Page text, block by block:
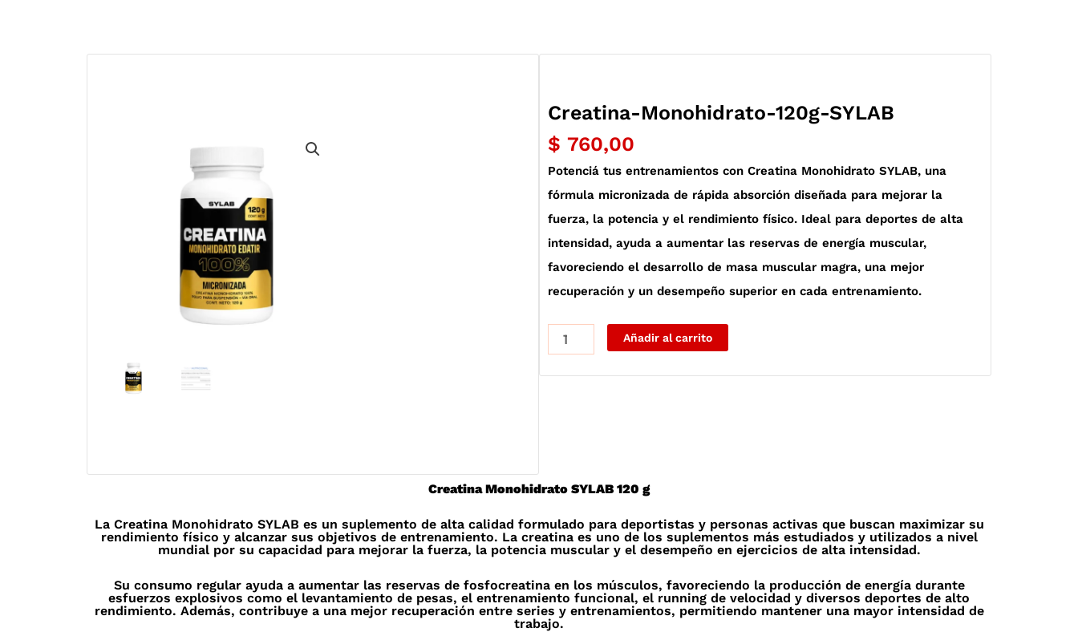
Creatina-Monohidrato-120g-SYLAB
$ 760,00
Potenciá tus entrenamientos con Creatina Monohidrato SYLAB, una
fórmula micronizada de rápida absorción diseñada para mejorar la
fuerza, la potencia y el rendimiento físico. Ideal para deportes de alta
intensidad, ayuda a aumentar las reservas de energía muscular,
favoreciendo el desarrollo de masa muscular magra, una mejor
recuperación y un desempeño superior en cada entrenamiento.
Creatina-
Monohidrato-
120g-
Añadir al carrito
Creatina Monohidrato SYLAB 120 g
La Creatina Monohidrato SYLAB es un suplemento de alta calidad formulado para deportistas y personas activas que buscan maximizar su
rendimiento físico y alcanzar sus objetivos de entrenamiento. La creatina es uno de los suplementos más estudiados y utilizados a nivel
mundial por su capacidad para mejorar la fuerza, la potencia muscular y el desempeño en ejercicios de alta intensidad.
Su consumo regular ayuda a aumentar las reservas de fosfocreatina en los músculos, favoreciendo la producción de energía durante
esfuerzos explosivos como el levantamiento de pesas, el entrenamiento funcional, el running de velocidad y diversos deportes de alto
rendimiento. Además, contribuye a una mejor recuperación entre series y entrenamientos, permitiendo mantener una mayor intensidad de
trabajo.